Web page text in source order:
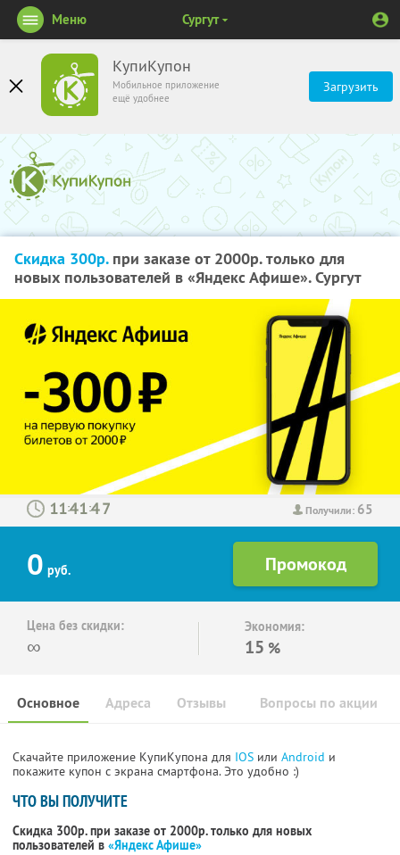
КупиКупон
Мобильное приложение
ещё удобнее
Загрузить
Меню Сургут
Скидка 300р.при заказе от 2000р. только для
новых пользователей в «Яндекс Афише». Сургут
Получили: 65
: :
0 руб.
Цена без скидки:
∞
Экономия:
15 %
Основное Отзывы Вопросы по акции
Адреса
Скачайте приложение КупиКупона для IOS или Android и
покажите купон с экрана смартфона. Это удобно :)
ЧТО ВЫ ПОЛУЧИТЕ
Скидка 300р. при заказе от 2000р. только для новых
пользователей в «Яндекс Афише»